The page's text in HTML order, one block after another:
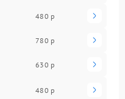
480 р
780 р
630 р
480 р